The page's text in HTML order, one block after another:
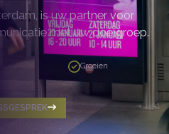
is uw partner voor
met uw doelgroep.
Groeien